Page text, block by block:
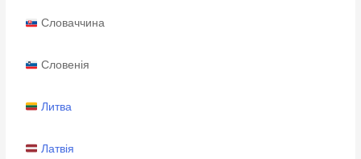
Словаччина
Словенія
Литва
Латвія